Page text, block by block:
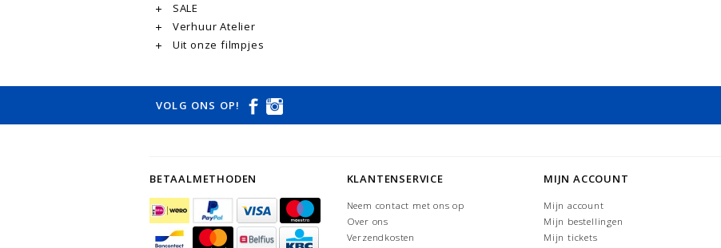
SALE
Verhuur Atelier
Uit onze filmpjes
VOLG ONS OP!
BETAALMETHODEN KLANTENSERVICE
Neem contact met ons op
Over ons
Verzendkosten
MIJN ACCOUNT
Mijn account
Mijn bestellingen
Mijn tickets